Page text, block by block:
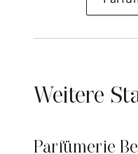
Weitere
Parfümerie